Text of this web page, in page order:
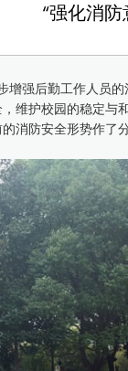
“强化消
增强后勤工作人员
维护校园的稳定与
消防安全形势作了